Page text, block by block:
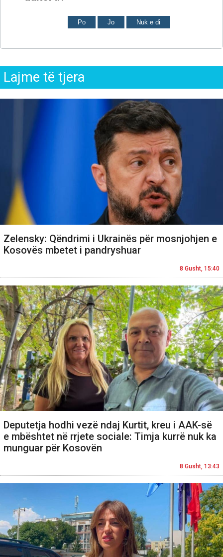
Po Jo Nuk e di
Lajme të tjera
Zelensky: Qëndrimi i Ukrainës për mosnjohjen e
Kosovës mbetet i pandryshuar
8 Gusht, 15:40
Deputetja hodhi vezë ndaj Kurtit, kreu i AAK-së
e mbështet në rrjete sociale: Timja kurrë nuk ka
munguar për Kosovën
8 Gusht, 13:43